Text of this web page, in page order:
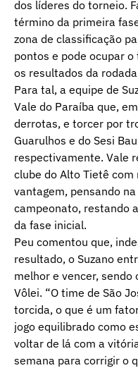
dos líderes do torneio.
término da primeira
zona de classificação
pontos e pode ocupar
os resultados da
Para tal, a equipe de
Vale do Paraíba que,
derrotas, e torcer por
Guarulhos e do Sesi
respectivamente. Vale
clube do Alto Tietê
vantagem, pensando
campeonato, restando
da fase inicial.
Peu comentou que,
resultado, o Suzano
melhor e vencer,
Vôlei. “O time de São
torcida, o que é um
jogo equilibrado como
voltar de lá com a
semana para corrigir o